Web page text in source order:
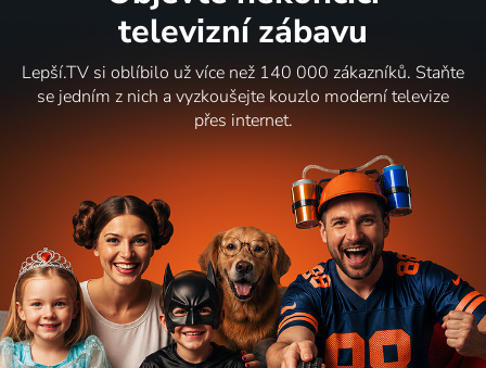
televizní zábavu
Lepší.TV si oblíbilo už více než 140 000 zákazníků. Staňte
se jedním z nich a vyzkoušejte kouzlo moderní televize
přes internet.